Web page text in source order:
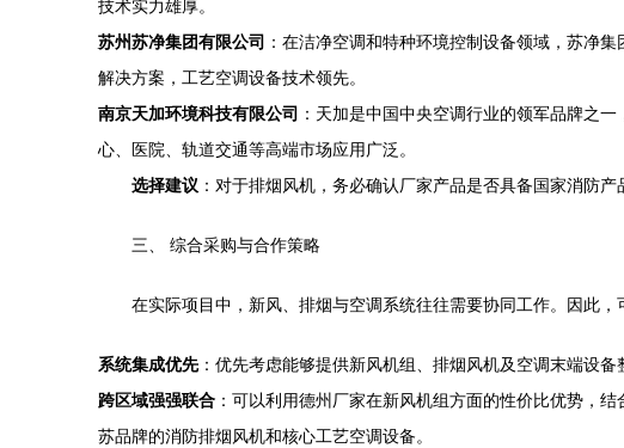
技术实力雄厚。
苏州苏净集团有限公司 ：在洁净空调和特种环境控制设备领域，苏净
解决方案，工艺空调设备技术领先。
南京天加环境科技有限公司 ：天加是中国中央空调行业的领军品牌之
心、医院、轨道交通等高端市场应用广泛。
选择建议 ：对于排烟风机，务必确认厂家产品是否具备国家消防
三、 综合采购与合作策略
在实际项目中，新风、排烟与空调系统往往需要协同工作。因此，
系统集成优先：优先考虑能够提供新风机组、排烟风机及空调末端设
跨区域强强联合 ：可以利用德州厂家在新风机组方面的性价比优势，
苏品牌的消防排烟风机和核心工艺空调设备。